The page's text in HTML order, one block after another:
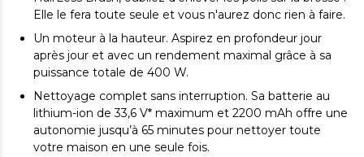
Elle le fera toute seule et vous n'aurez donc rien à faire.
Un moteur à la hauteur. Aspirez en profondeur jour
après jour et avec un rendement maximal grâce à sa
puissance totale de 400 W.
Nettoyage complet sans interruption. Sa batterie au
lithium-ion de 33,6 V* maximum et 2200 mAh offre une
autonomie jusqu’à 65 minutes pour nettoyer toute
votre maison en une seule fois.